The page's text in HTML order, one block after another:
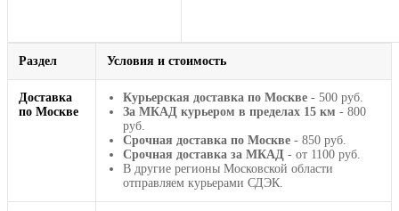
Раздел Условия и стоимость
Доставка
по Москве
Курьерская доставка по Москве - 500 руб.
За МКАД курьером в пределах 15 км - 800
руб.
Срочная доставка по Москве - 850 руб.
Срочная доставка за МКАД - от 1100 руб.
В другие регионы Московской области
отправляем курьерами СДЭК.